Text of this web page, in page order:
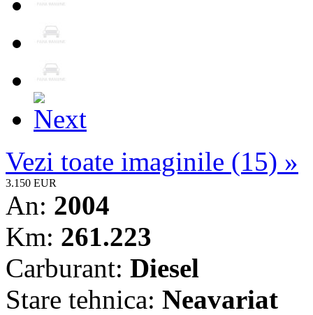
Vezi toate imaginile (15) »
3.150 EUR
An: 2004
Km: 261.223
Carburant: Diesel
Stare tehnica: Neavariat